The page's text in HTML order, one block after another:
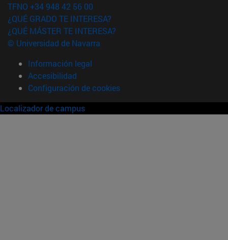
TFNO +34 948 42 56 00
¿QUÉ GRADO TE INTERESA?
¿QUÉ MÁSTER TE INTERESA?
© Universidad de Navarra
Información legal
Accesibilidad
Configuración de cookies
Localizador de campus